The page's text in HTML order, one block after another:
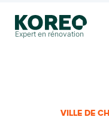
Expert en rénovation
VILLE DE